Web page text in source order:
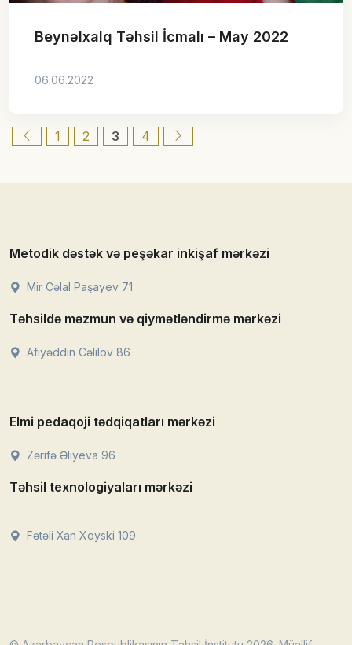
Beynəlxalq Təhsil İcmalı – May 2022
06.06.2022
1 2 3 4
Metodik dəstək və peşəkar inkişaf mərkəzi
Mir Cəlal Paşayev 71
Təhsildə məzmun və qiymətləndirmə mərkəzi
Afiyəddin Cəlilov 86
Elmi pedaqoji tədqiqatları mərkəzi
Zərifə Əliyeva 96
Təhsil texnologiyaları mərkəzi
Fətəli Xan Xoyski 109